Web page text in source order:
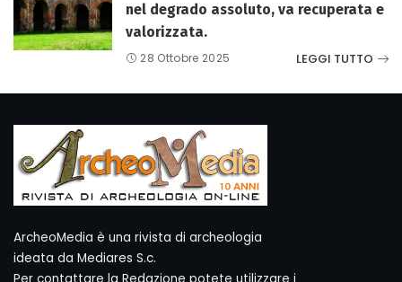
nel degrado assoluto, va recuperata e
valorizzata.
28 Ottobre 2025 LEGGI TUTTO
ArcheoMedia è una rivista di archeologia
ideata da Mediares S.c.